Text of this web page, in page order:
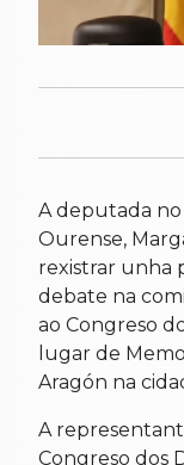
A deputada no
Ourense,
rexistrar unha
debate na
ao Congreso
lugar de
Aragón na
A
Congreso dos